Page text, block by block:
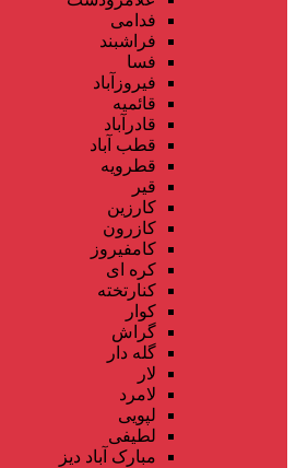
فدامی
فراشبند
فسا
فیروزآباد
قائمیه
قادرآباد
قطب آباد
قطرویه
قیر
کارزین
کازرون
کامفیروز
کره ای
کنارتخته
کوار
گراش
گله دار
لار
لامرد
لپویی
لطیفی
مبارک آباد دیز